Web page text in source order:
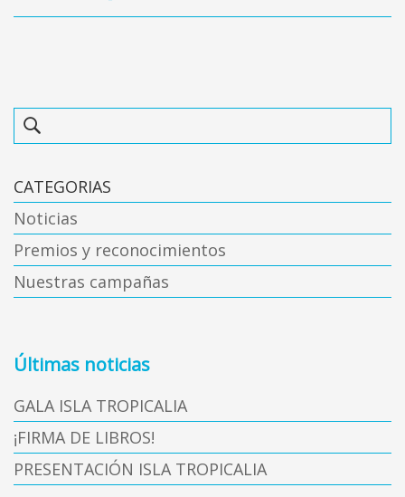
CATEGORIAS
Noticias
Premios y reconocimientos
Nuestras campañas
Últimas noticias
GALA ISLA TROPICALIA
¡FIRMA DE LIBROS!
PRESENTACIÓN ISLA TROPICALIA